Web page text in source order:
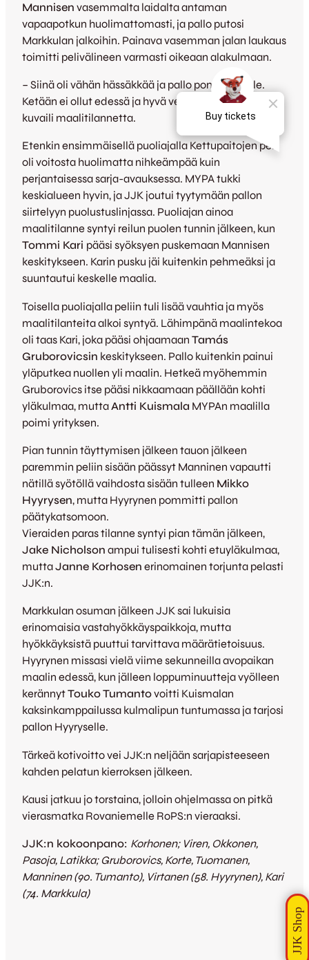
Mannisen vasemmalta laidalta antaman
vapaapotkun huolimattomasti, ja pallo putosi
Markkulan jalkoihin. Painava vasemman jalan laukaus
toimitti pelivälineen varmasti oikeaan alakulmaan.
– Siinä oli vähän hässäkkää ja pallo pomppi mulle.
Ketään ei ollut edessä ja hyvä veto lähti, Markkula
kuvaili maalitilannetta.
Etenkin ensimmäisellä puoliajalla Kettupaitojen peli
oli voitosta huolimatta nihkeämpää kuin
perjantaisessa sarja-avauksessa. MYPA tukki
keskialueen hyvin, ja JJK joutui tyytymään pallon
siirtelyyn puolustuslinjassa. Puoliajan ainoa
maalitilanne syntyi reilun puolen tunnin jälkeen, kun
Tommi Kari pääsi syöksyen puskemaan Mannisen
keskitykseen. Karin pusku jäi kuitenkin pehmeäksi ja
suuntautui keskelle maalia.
Toisella puoliajalla peliin tuli lisää vauhtia ja myös
maalitilanteita alkoi syntyä. Lähimpänä maalintekoa
oli taas Kari, joka pääsi ohjaamaan Tamás
Gruborovicsin keskitykseen. Pallo kuitenkin painui
yläputkea nuollen yli maalin. Hetkeä myöhemmin
Gruborovics itse pääsi nikkaamaan päällään kohti
yläkulmaa, mutta Antti Kuismala MYPAn maalilla
poimi yrityksen.
Pian tunnin täyttymisen jälkeen tauon jälkeen
paremmin peliin sisään päässyt Manninen vapautti
nätillä syötöllä vaihdosta sisään tulleen Mikko
Hyyrysen, mutta Hyyrynen pommitti pallon
päätykatsomoon.
Vieraiden paras tilanne syntyi pian tämän jälkeen,
Jake Nicholson ampui tulisesti kohti etuyläkulmaa,
muttaJanne Korhosen erinomainen torjunta pelasti
JJK:n.
Markkulan osuman jälkeen JJK sai lukuisia
erinomaisia vastahyökkäyspaikkoja, mutta
hyökkäyksistä puuttui tarvittava määrätietoisuus.
Hyyrynen missasi vielä viime sekunneilla avopaikan
maalin edessä, kun jälleen loppuminuutteja vyölleen
kerännytTouko Tumantovoitti Kuismalan
kaksinkamppailussa kulmalipun tuntumassa ja tarjosi
pallon Hyyryselle.
Tärkeä kotivoitto vei JJK:n neljään sarjapisteeseen
kahden pelatun kierroksen jälkeen.
Kausi jatkuu jo torstaina, jolloin ohjelmassa on pitkä
vierasmatka Rovaniemelle RoPS:n vieraaksi.
JJK:n kokoonpano: Korhonen; Viren, Okkonen,
Pasoja, Latikka; Gruborovics, Korte, Tuomanen,
Manninen (90. Tumanto), Virtanen (58. Hyyrynen), Kari
(74. Markkula)